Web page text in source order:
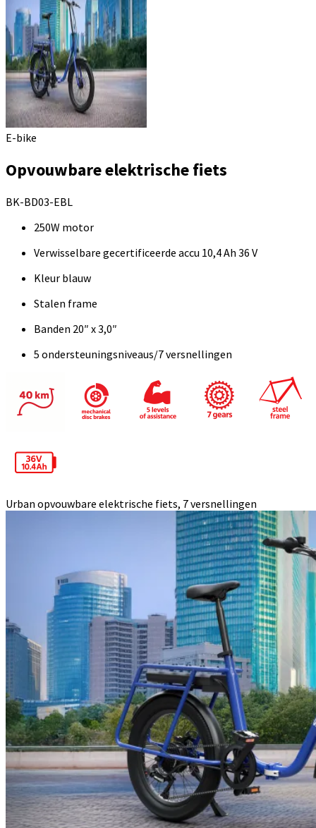
E-bike
Opvouwbare elektrische fiets
BK-BD03-EBL
250W motor
Verwisselbare gecertificeerde accu 10,4 Ah 36 V
Kleur blauw
Stalen frame
Banden 20″ x 3,0″
5 ondersteuningsniveaus/7 versnellingen
Urban opvouwbare elektrische fiets, 7 versnellingen